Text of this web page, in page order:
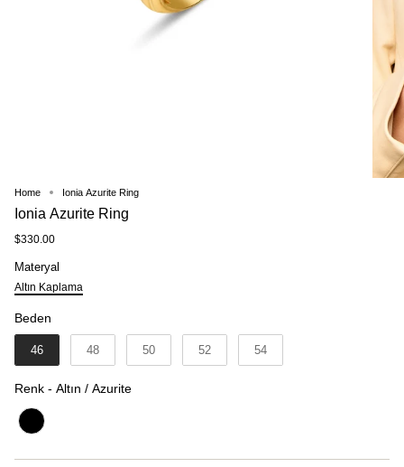
Home Ionia Azurite Ring
Ionia Azurite Ring
$330.00
Materyal
Altın Kaplama
Beden
46 48 50 52 54
Renk - Altın / AzuriteRenk